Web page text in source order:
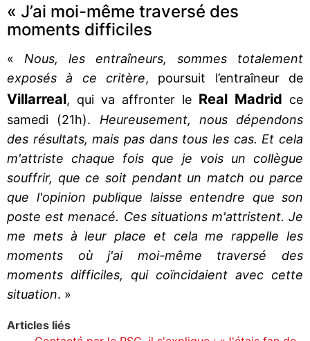
« J’ai moi-même traversé des
moments difficiles
« Nous, les entraîneurs, sommes totalement
exposés à ce critère, poursuit l’entraîneur de
Villarreal, qui va affronter le Real Madrid ce
samedi (21h). Heureusement, nous dépendons
des résultats, mais pas dans tous les cas. Et cela
m'attriste chaque fois que je vois un collègue
souffrir, que ce soit pendant un match ou parce
que l'opinion publique laisse entendre que son
poste est menacé. Ces situations m'attristent. Je
me mets à leur place et cela me rappelle les
moments où j'ai moi-même traversé des
moments difficiles, qui coïncidaient avec cette
situation. »
Articles liés